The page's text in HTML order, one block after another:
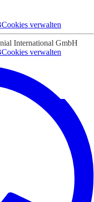
Cookies verwalten
International GmbH
Cookies verwalten